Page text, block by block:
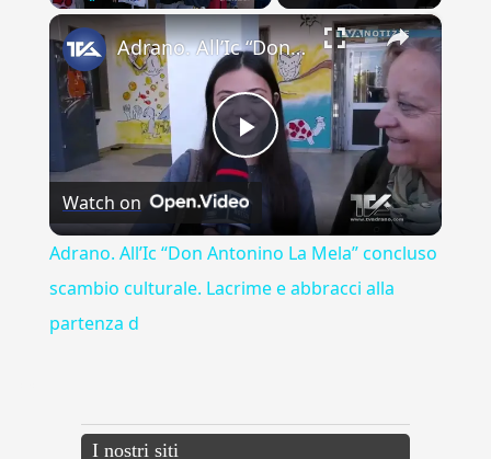
×
Play
Video
Adrano. All’Ic “Don Antonino La Mela” concluso scambio culturale. Lacrime e abbracci alla partenza d
Watch on
Adrano. All’Ic “Don Antonino La Mela” concluso
scambio culturale. Lacrime e abbracci alla
partenza d
I nostri siti